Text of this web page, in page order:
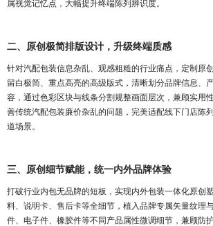
属视觉记忆点，大幅提升终端陈列辨识度。
二、原创极简排版设计，升级终端质感
针对汽配包装信息杂乱、观感粗糙的行业痛点，定制原
留白极简、重点高亮的高级版式，清晰划分品牌信息、
容，通过色彩区块与线条分割规整画面层次，兼顾实用
善传统汽配包装廉价杂乱的问题，完美适配线下门店陈
道场景。
三、原创细节赋能，统一内外品牌体验
打破行业内包无品牌的短板，实现内外包装一体化原创
料、说明卡、售后卡等全细节，植入品牌专属矢量纹理
件、电子件、橡胶件等不同产品属性微调细节，兼顾防